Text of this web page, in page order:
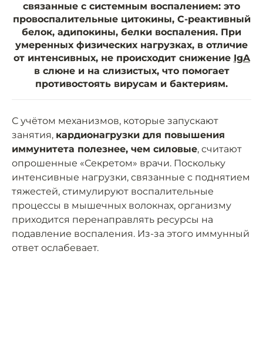
связанные с системным воспалением: это
провоспалительные цитокины, С-реактивный
белок, адипокины, белки воспаления. При
умеренных физических нагрузках, в отличие
от интенсивных, не происходит снижение IgA
в слюне и на слизистых, что помогает
противостоять вирусам и бактериям.
С учётом механизмов, которые запускают
занятия, кардионагрузки для повышения
иммунитета полезнее, чем силовые, считают
опрошенные «Секретом» врачи. Поскольку
интенсивные нагрузки, связанные с поднятием
тяжестей, стимулируют воспалительные
процессы в мышечных волокнах, организму
приходится перенаправлять ресурсы на
подавление воспаления. Из-за этого иммунный
ответ ослабевает.